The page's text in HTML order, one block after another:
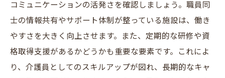
コミュニケーションの活発さを確認しましょう。職員同
士の情報共有やサポート体制が整っている施設は、働き
やすさを大きく向上させます。また、定期的な研修や資
格取得支援があるかどうかも重要な要素です。これによ
り、介護員としてのスキルアップが図れ、長期的なキャ